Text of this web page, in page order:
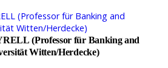
(Professor für Banking and
Witten/Herdecke)